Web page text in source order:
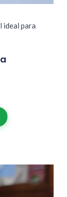
ideal para